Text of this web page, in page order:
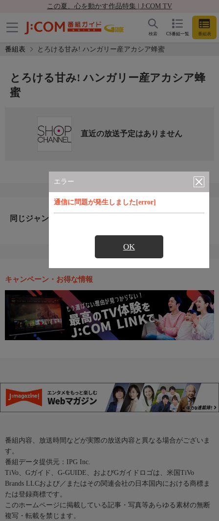
この夏、心を動かす作品特集 | J:COM TV
CS番組一覧 番組表
検索
番組表 とろける甘み! ハンガリー産アカシア蜂蜜
エラー
通信に問題が発生しました[error]
OK
とろける甘み! ハンガリー産アカシア蜂
蜜
直近の放送予定はありません
同じジャンルのおすすめ番組
キャンペーン・お得な情報
番組内容、放送時間などが実際の放送内容と異なる場合がございま
す。
番組データ提供元：IPG Inc.
TiVo、Gガイド、G-GUIDE、およびGガイドロゴは、米国TiVo
Brands LLCおよび／またはその関連会社の日本国内における商標ま
たは登録商標です。
このホームページに掲載している記事・写真等あらゆる素材の無断
複写・転載を禁じます。